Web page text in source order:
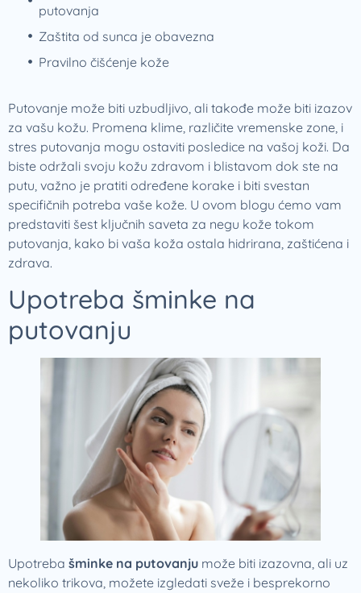
putovanja
Zaštita od sunca je obavezna
Pravilno čišćenje kože
Putovanje može biti uzbudljivo, ali takođe može biti izazov
za vašu kožu. Promena klime, različite vremenske zone, i
stres putovanja mogu ostaviti posledice na vašoj koži. Da
biste održali svoju kožu zdravom i blistavom dok ste na
putu, važno je pratiti određene korake i biti svestan
specifičnih potreba vaše kože. U ovom blogu ćemo vam
predstaviti šest ključnih saveta za negu kože tokom
putovanja, kako bi vaša koža ostala hidrirana, zaštićena i
zdrava.
Upotreba šminke na
putovanju
Upotreba šminke na putovanju može biti izazovna, ali uz
nekoliko trikova, možete izgledati sveže i besprekorno